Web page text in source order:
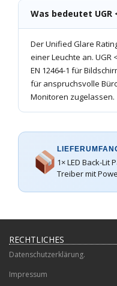
Was bedeutet UGR
Der Unified Glare
einer Leuchte an.
EN 12464-1 für
für anspruchsvolle
Monitoren zugelassen.
1× LED Back-Lit
Treiber mit
RECHTLICHES
Datenschutzerklärung.
Impressum